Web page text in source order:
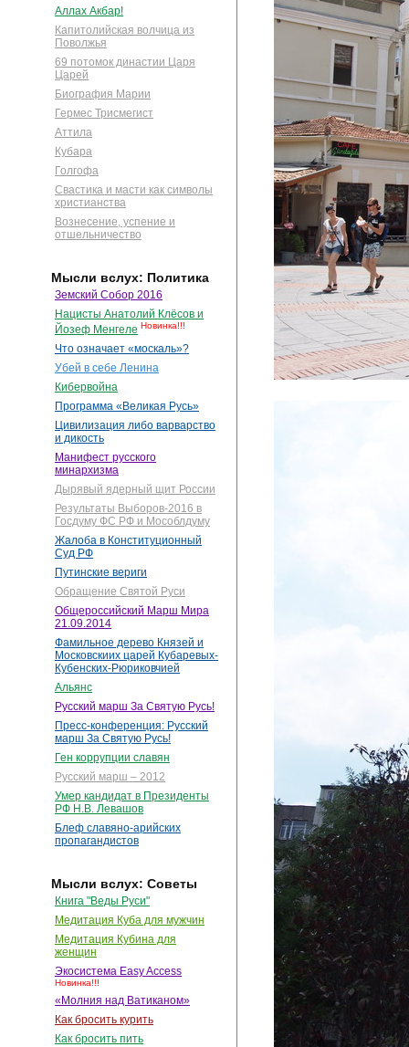
Аллах Акбар!
Капитолийская волчица из
Поволжья
69 потомок династии Царя
Царей
Биография Марии
Гермес Трисмегист
Аттила
Кубара
Голгофа
Свастика и масти как символы
христианства
Вознесение, успение и
отшельничество
Мысли вслух: Политика
Земский Собор 2016
Нацисты Анатолий Клёсов и
Йозеф Менгеле Новинка!!!
Что означает «москаль»?
Убей в себе Ленина
Кибервойна
Программа «Великая Русь»
Цивилизация либо варварство
и дикость
Манифест русского
минархизма
Дырявый ядерный щит России
Результаты Выборов-2016 в
Госдуму ФС РФ и Мособлдуму
Жалоба в Конституционный
Суд РФ
Путинские вериги
Обращение Святой Руси
Общероссийский Марш Мира
21.09.2014
Фамильное дерево Князей и
Московскиих царей Кубаревых-
Кубенских-Рюриковчией
Альянс
Русский марш За Святую Русь!
Пресс-конференция: Русский
марш За Святую Русь!
Ген коррупции славян
Русский марш – 2012
Умер кандидат в Президенты
РФ Н.В. Левашов
Блеф славяно-арийских
пропагандистов
Мысли вслух: Советы
Книга "Веды Руси"
Медитация Куба для мужчин
Медитация Кубина для
женщин
Экосистема Easy Access
Новинка!!!
«Молния над Ватиканом»
Как бросить курить
Как бросить пить